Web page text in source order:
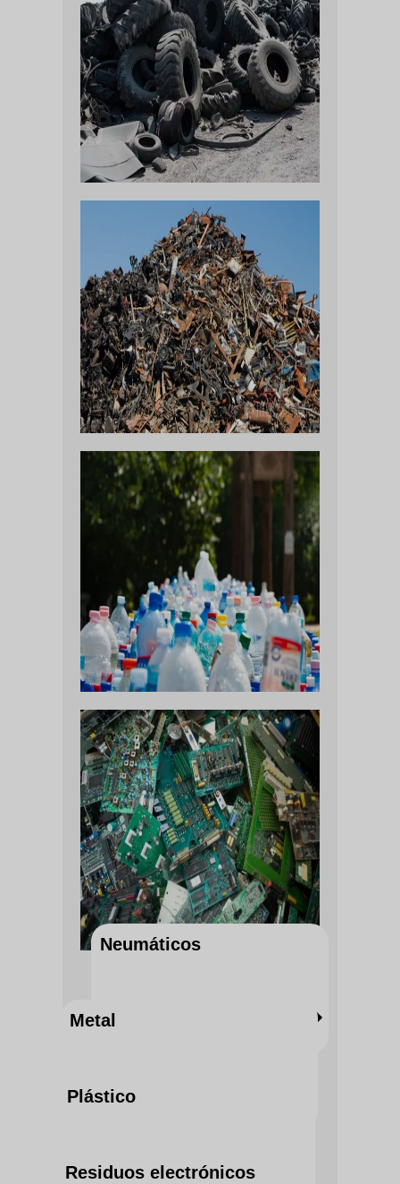
Neumáticos
Metal
Plástico
Residuos electrónicos